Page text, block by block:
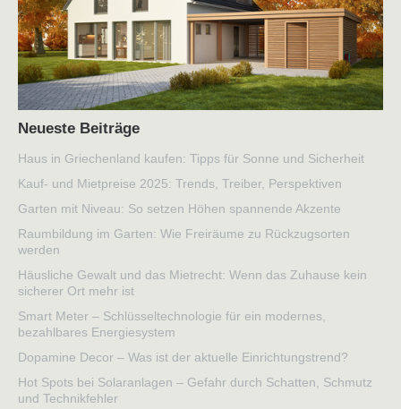
Neueste Beiträge
Haus in Griechenland kaufen: Tipps für Sonne und Sicherheit
Kauf- und Mietpreise 2025: Trends, Treiber, Perspektiven
Garten mit Niveau: So setzen Höhen spannende Akzente
Raumbildung im Garten: Wie Freiräume zu Rückzugsorten
werden
Häusliche Gewalt und das Mietrecht: Wenn das Zuhause kein
sicherer Ort mehr ist
Smart Meter – Schlüsseltechnologie für ein modernes,
bezahlbares Energiesystem
Dopamine Decor – Was ist der aktuelle Einrichtungstrend?
Hot Spots bei Solaranlagen – Gefahr durch Schatten, Schmutz
und Technikfehler